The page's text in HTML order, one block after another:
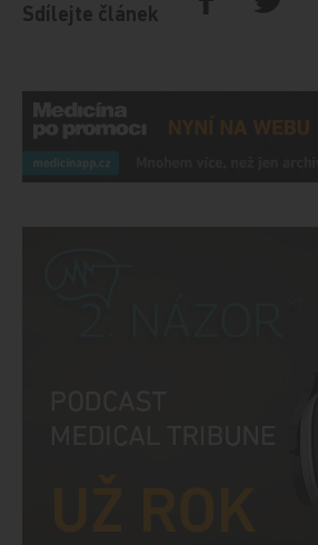
Sdílejte článek